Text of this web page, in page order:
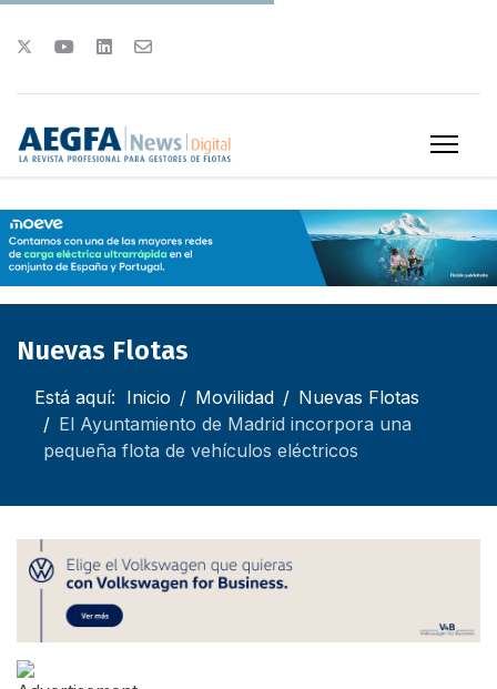
Nuevas Flotas
Está aquí: Inicio Movilidad
Nuevas Flotas
El Ayuntamiento de Madrid incorpora una
pequeña flota de vehículos eléctricos